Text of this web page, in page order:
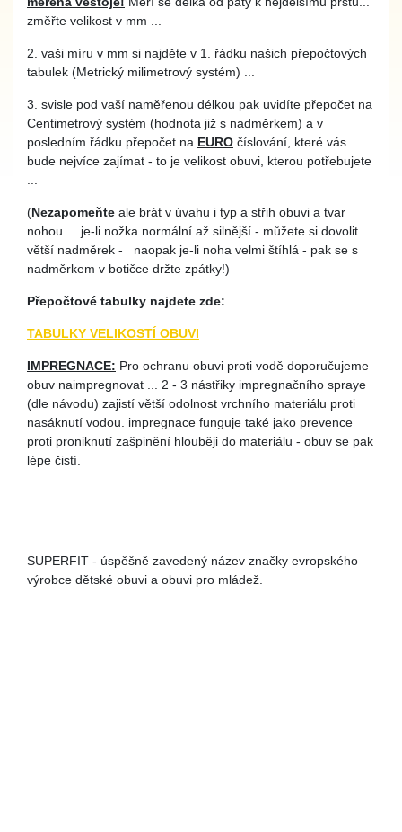
změřte velikost v mm ...
2. vaši míru v mm si najděte v 1. řádku našich přepočtových
tabulek (Metrický milimetrový systém) ...
3. svisle pod vaší naměřenou délkou pak uvidíte přepočet na
Centimetrový systém (hodnota již s nadměrkem) a v
posledním řádku přepočet na EURO číslování, které vás
bude nejvíce zajímat - to je velikost obuvi, kterou potřebujete
(Nezapomeňte ale brát v úvahu i typ a střih obuvi a tvar
nohou ... je-li nožka normální až silnější - můžete si dovolit
větší nadměrek - naopak je-li noha velmi štíhlá - pak se s
nadměrkem v botičce držte zpátky!)
Přepočtové tabulky najdete zde:
TABULKY VELIKOSTÍ OBUVI
IMPREGNACE: Pro ochranu obuvi proti vodě doporučujeme
obuv naimpregnovat ... 2 - 3 nástřiky impregnačního spraye
(dle návodu) zajistí větší odolnost vrchního materiálu proti
nasáknutí vodou. impregnace funguje také jako prevence
proti proniknutí zašpinění hlouběji do materiálu - obuv se pak
lépe čistí.
SUPERFIT - úspěšně zavedený název značky evropského
výrobce dětské obuvi a obuvi pro mládež.